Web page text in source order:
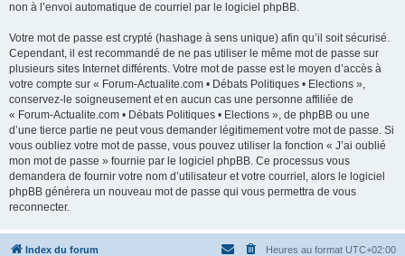
non à l’envoi automatique de courriel par le logiciel phpBB.
Votre mot de passe est crypté (hashage à sens unique) afin qu’il soit sécurisé.
Cependant, il est recommandé de ne pas utiliser le même mot de passe sur
plusieurs sites Internet différents. Votre mot de passe est le moyen d’accès à
votre compte sur « Forum-Actualite.com • Débats Politiques • Elections »,
conservez-le soigneusement et en aucun cas une personne affiliée de
« Forum-Actualite.com • Débats Politiques • Elections », de phpBB ou une
d’une tierce partie ne peut vous demander légitimement votre mot de passe. Si
vous oubliez votre mot de passe, vous pouvez utiliser la fonction « J’ai oublié
mon mot de passe » fournie par le logiciel phpBB. Ce processus vous
demandera de fournir votre nom d’utilisateur et votre courriel, alors le logiciel
phpBB générera un nouveau mot de passe qui vous permettra de vous
reconnecter.
Index du forum Heures au format UTC+02:00